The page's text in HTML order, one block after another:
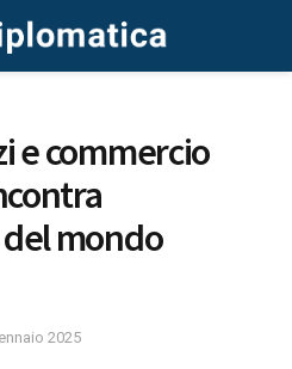
e commercio
mondo
2025